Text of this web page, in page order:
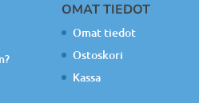
OMAT TIEDOT
Omat tiedot
Ostoskori
Kassa